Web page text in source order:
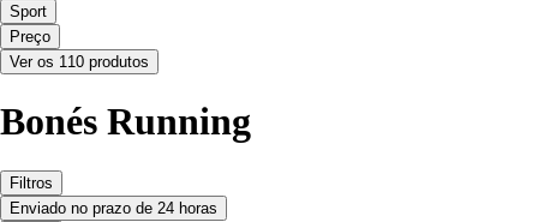
Sport
Preço
Ver os 110 produtos
Bonés Running
Filtros
Enviado no prazo de 24 horas